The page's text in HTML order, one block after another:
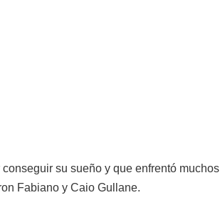
su sueño y que enfrentó muchos
Fabiano y Caio Gullane.